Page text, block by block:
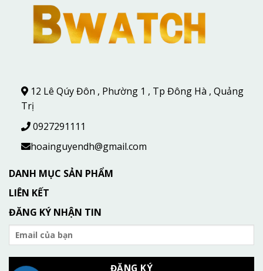
12 Lê Qúy Đôn , Phường 1 , Tp Đông Hà , Quảng
Trị
0927291111
hoainguyendh@gmail.com
DANH MỤC SẢN PHẨM
LIÊN KẾT
ĐĂNG KÝ NHẬN TIN